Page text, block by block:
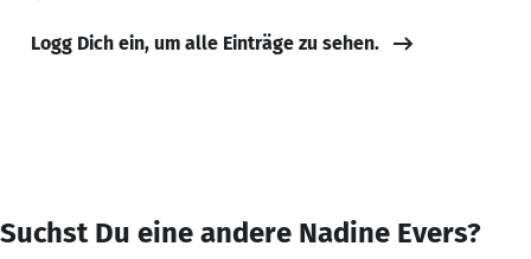
Logg Dich ein, um alle Einträge zu sehen.
Suchst Du eine andere Nadine Evers?